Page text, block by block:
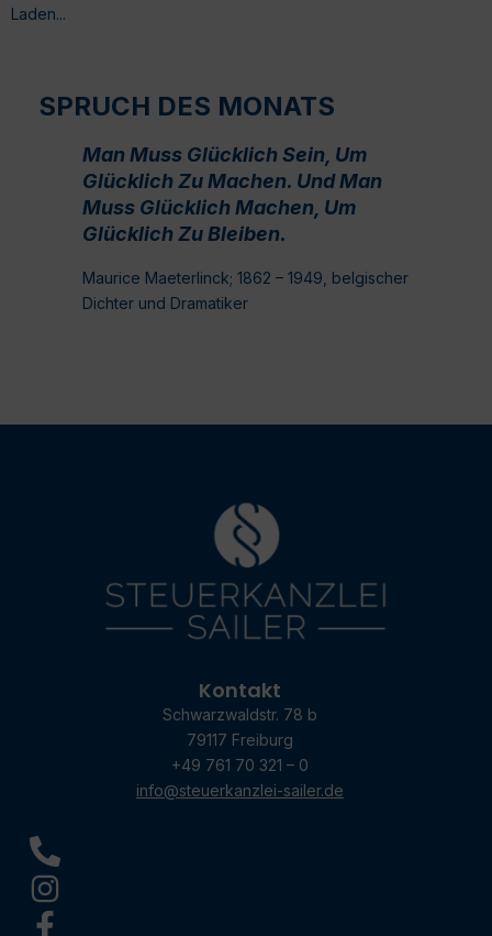
Laden...
SPRUCH DES MONATS
Man Muss Glücklich Sein, Um
Glücklich Zu Machen. Und Man
Muss Glücklich Machen, Um
Glücklich Zu Bleiben.
Maurice Maeterlinck; 1862 – 1949, belgischer
Dichter und Dramatiker
Kontakt
Schwarzwaldstr. 78 b
79117 Freiburg
+49 761 70 321 – 0
info@steuerkanzlei-sailer.de